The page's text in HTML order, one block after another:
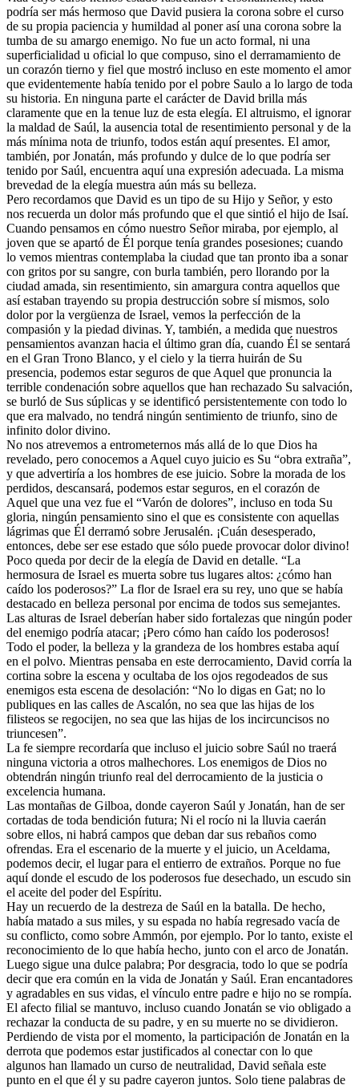
podría ser más hermoso que David pusiera la corona sobre el curso
de su propia paciencia y humildad al poner así una corona sobre la
tumba de su amargo enemigo. No fue un acto formal, ni una
superficialidad u oficial lo que compuso, sino el derramamiento de
un corazón tierno y fiel que mostró incluso en este momento el amor
que evidentemente había tenido por el pobre Saulo a lo largo de toda
su historia. En ninguna parte el carácter de David brilla más
claramente que en la tenue luz de esta elegía. El altruismo, el ignorar
la maldad de Saúl, la ausencia total de resentimiento personal y de la
más mínima nota de triunfo, todos están aquí presentes. El amor,
también, por Jonatán, más profundo y dulce de lo que podría ser
tenido por Saúl, encuentra aquí una expresión adecuada. La misma
brevedad de la elegía muestra aún más su belleza.
Pero recordamos que David es un tipo de su Hijo y Señor, y esto
nos recuerda un dolor más profundo que el que sintió el hijo de Isaí.
Cuando pensamos en cómo nuestro Señor miraba, por ejemplo, al
joven que se apartó de Él porque tenía grandes posesiones; cuando
lo vemos mientras contemplaba la ciudad que tan pronto iba a sonar
con gritos por su sangre, con burla también, pero llorando por la
ciudad amada, sin resentimiento, sin amargura contra aquellos que
así estaban trayendo su propia destrucción sobre sí mismos, solo
dolor por la vergüenza de Israel, vemos la perfección de la
compasión y la piedad divinas. Y, también, a medida que nuestros
pensamientos avanzan hacia el último gran día, cuando Él se sentará
en el Gran Trono Blanco, y el cielo y la tierra huirán de Su
presencia, podemos estar seguros de que Aquel que pronuncia la
terrible condenación sobre aquellos que han rechazado Su salvación,
se burló de Sus súplicas y se identificó persistentemente con todo lo
que era malvado, no tendrá ningún sentimiento de triunfo, sino de
infinito dolor divino.
No nos atrevemos a entrometernos más allá de lo que Dios ha
revelado, pero conocemos a Aquel cuyo juicio es Su “obra extraña”,
y que advertiría a los hombres de ese juicio. Sobre la morada de los
perdidos, descansará, podemos estar seguros, en el corazón de
Aquel que una vez fue el “Varón de dolores”, incluso en toda Su
gloria, ningún pensamiento sino el que es consistente con aquellas
lágrimas que Él derramó sobre Jerusalén. ¡Cuán desesperado,
entonces, debe ser ese estado que sólo puede provocar dolor divino!
Poco queda por decir de la elegía de David en detalle. “La
hermosura de Israel es muerta sobre tus lugares altos: ¿cómo han
caído los poderosos?” La flor de Israel era su rey, uno que se había
destacado en belleza personal por encima de todos sus semejantes.
Las alturas de Israel deberían haber sido fortalezas que ningún poder
del enemigo podría atacar; ¡Pero cómo han caído los poderosos!
Todo el poder, la belleza y la grandeza de los hombres estaba aquí
en el polvo. Mientras pensaba en este derrocamiento, David corría la
cortina sobre la escena y ocultaba de los ojos regodeados de sus
enemigos esta escena de desolación: “No lo digas en Gat; no lo
publiques en las calles de Ascalón, no sea que las hijas de los
filisteos se regocijen, no sea que las hijas de los incircuncisos no
triuncesen”.
La fe siempre recordaría que incluso el juicio sobre Saúl no traerá
ninguna victoria a otros malhechores. Los enemigos de Dios no
obtendrán ningún triunfo real del derrocamiento de la justicia o
excelencia humana.
Las montañas de Gilboa, donde cayeron Saúl y Jonatán, han de ser
cortadas de toda bendición futura; Ni el rocío ni la lluvia caerán
sobre ellos, ni habrá campos que deban dar sus rebaños como
ofrendas. Era el escenario de la muerte y el juicio, un Aceldama,
podemos decir, el lugar para el entierro de extraños. Porque no fue
aquí donde el escudo de los poderosos fue desechado, un escudo sin
el aceite del poder del Espíritu.
Hay un recuerdo de la destreza de Saúl en la batalla. De hecho,
había matado a sus miles, y su espada no había regresado vacía de
su conflicto, como sobre Ammón, por ejemplo. Por lo tanto, existe el
reconocimiento de lo que había hecho, junto con el arco de Jonatán.
Luego sigue una dulce palabra; Por desgracia, todo lo que se podría
decir que era común en la vida de Jonatán y Saúl. Eran encantadores
y agradables en sus vidas, el vínculo entre padre e hijo no se rompía.
El afecto filial se mantuvo, incluso cuando Jonatán se vio obligado a
rechazar la conducta de su padre, y en su muerte no se dividieron.
Perdiendo de vista por el momento, la participación de Jonatán en la
derrota que podemos estar justificados al conectar con lo que
algunos han llamado un curso de neutralidad, David señala este
punto en el que él y su padre cayeron juntos. Solo tiene palabras de